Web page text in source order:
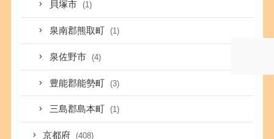
貝塚市 (1)
泉南郡熊取町 (1)
泉佐野市 (4)
豊能郡能勢町 (3)
三島郡島本町 (1)
京都府 (408)